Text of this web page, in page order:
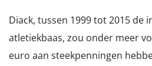
Diack, tussen 1999 tot 2015 de
atletiekbaas, zou onder meer
euro aan steekpenningen